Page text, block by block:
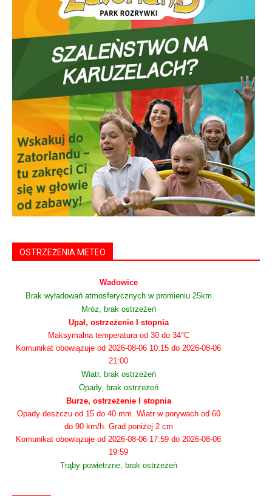
OSTRZEŻENIA METEO
Wadowice
Brak wyładowań atmosferycznych w promieniu 25km
Mróz, brak ostrzeżeń
Upał, ostrzeżenie I stopnia
Maksymalna temperatura od 30 do 34°C
Komunikat obowiązuje od 2026-08-06 10:15 do 2026-08-06
21:00
Wiatr, brak ostrzeżeń
Opady, brak ostrzeżeń
Burze, ostrzeżenie I stopnia
Opady deszczu od 15 do 40 mm. Wiatr w porywach od 60
do 90 km/h. Grad poniżej 2 cm
Komunikat obowiązuje od 2026-08-06 17:59 do 2026-08-06
19:59
Trąby powietrzne, brak ostrzeżeń